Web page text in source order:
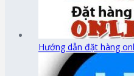
Hướng dẫn đặt hàng